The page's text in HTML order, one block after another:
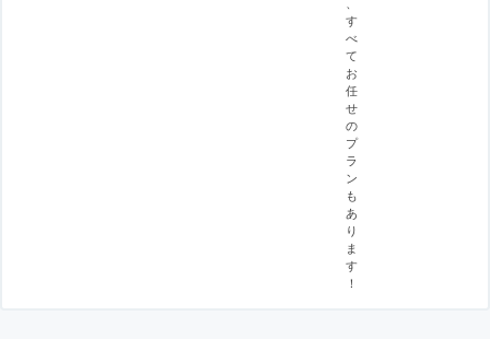
す
べ
て
お
任
せ
の
プ
ラ
ン
も
あ
り
ま
す
！